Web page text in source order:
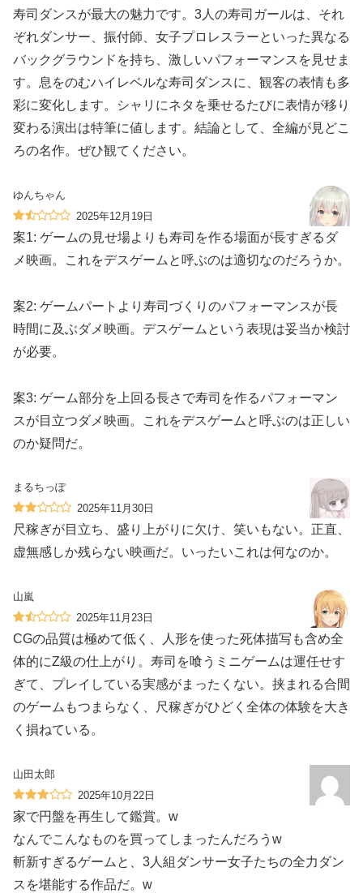
寿司ダンスが最大の魅力です。3人の寿司ガールは、それ
ぞれダンサー、振付師、女子プロレスラーといった異なる
バックグラウンドを持ち、激しいパフォーマンスを見せま
す。息をのむハイレベルな寿司ダンスに、観客の表情も多
彩に変化します。シャリにネタを乗せるたびに表情が移り
変わる演出は特筆に値します。結論として、全編が見どこ
ろの名作。ぜひ観てください。
ゆんちゃん
2025年12月19日
案1: ゲームの見せ場よりも寿司を作る場面が長すぎるダ
メ映画。これをデスゲームと呼ぶのは適切なのだろうか。
案2: ゲームパートより寿司づくりのパフォーマンスが長
時間に及ぶダメ映画。デスゲームという表現は妥当か検討
が必要。
案3: ゲーム部分を上回る長さで寿司を作るパフォーマン
スが目立つダメ映画。これをデスゲームと呼ぶのは正しい
のか疑問だ。
まるちっぽ
2025年11月30日
尺稼ぎが目立ち、盛り上がりに欠け、笑いもない。正直、
虚無感しか残らない映画だ。いったいこれは何なのか。
山嵐
2025年11月23日
CGの品質は極めて低く、人形を使った死体描写も含め全
体的にZ級の仕上がり。寿司を喰うミニゲームは運任せす
ぎて、プレイしている実感がまったくない。挟まれる合間
のゲームもつまらなく、尺稼ぎがひどく全体の体験を大き
く損ねている。
山田太郎
2025年10月22日
家で円盤を再生して鑑賞。w
なんでこんなものを買ってしまったんだろうw
斬新すぎるゲームと、3人組ダンサー女子たちの全力ダン
スを堪能する作品だ。w